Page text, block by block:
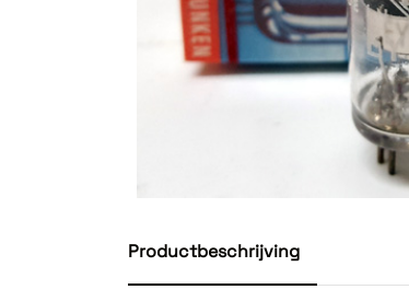
Productbeschrijving